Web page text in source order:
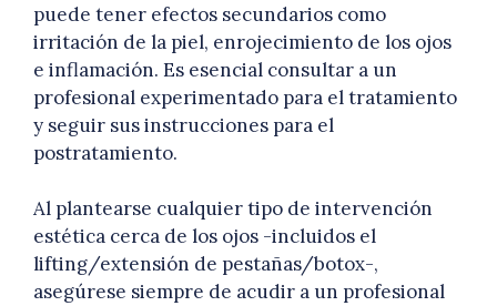
puede tener efectos secundarios como
irritación de la piel, enrojecimiento de los ojos
e inflamación. Es esencial consultar a un
profesional experimentado para el tratamiento
y seguir sus instrucciones para el
postratamiento.
Al plantearse cualquier tipo de intervención
estética cerca de los ojos -incluidos el
lifting/extensión de pestañas/botox-,
asegúrese siempre de acudir a un profesional